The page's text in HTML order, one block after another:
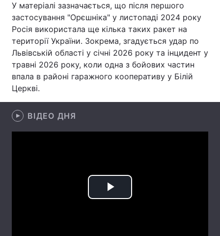
Лонгріди
Відео з Youtube Статті
Архів
Контакти
У матеріалі зазначається, що після першого
застосування "Орєшніка" у листопаді 2024 року
Росія використала ще кілька таких ракет на
території України. Зокрема, згадується удар по
Львівській області у січні 2026 року та інцидент у
травні 2026 року, коли одна з бойових частин
впала в районі гаражного кооперативу у Білій
Церкві.
ВІДЕО ДНЯ
Play